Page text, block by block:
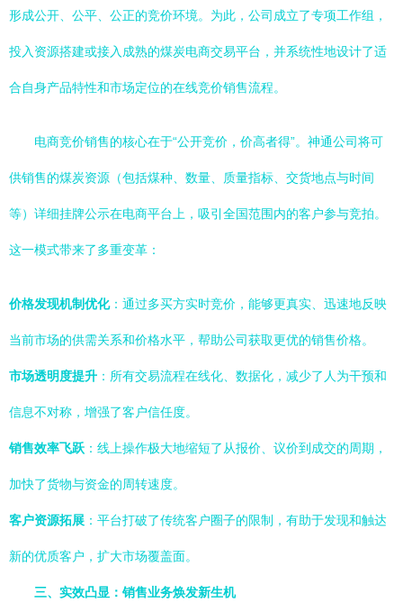
形成公开、公平、公正的竞价环境。为此，公司成立了专项工作组，
投入资源搭建或接入成熟的煤炭电商交易平台，并系统性地设计了适
合自身产品特性和市场定位的在线竞价销售流程。
电商竞价销售的核心在于“公开竞价，价高者得”。神通公司将可
供销售的煤炭资源（包括煤种、数量、质量指标、交货地点与时间
等）详细挂牌公示在电商平台上，吸引全国范围内的客户参与竞拍。
这一模式带来了多重变革：
价格发现机制优化：通过多买方实时竞价，能够更真实、迅速地反映
当前市场的供需关系和价格水平，帮助公司获取更优的销售价格。
市场透明度提升 ：所有交易流程在线化、数据化，减少了人为干预和
信息不对称，增强了客户信任度。
销售效率飞跃 ：线上操作极大地缩短了从报价、议价到成交的周期，
加快了货物与资金的周转速度。
客户资源拓展 ：平台打破了传统客户圈子的限制，有助于发现和触达
新的优质客户，扩大市场覆盖面。
三、实效凸显：销售业务焕发新生机